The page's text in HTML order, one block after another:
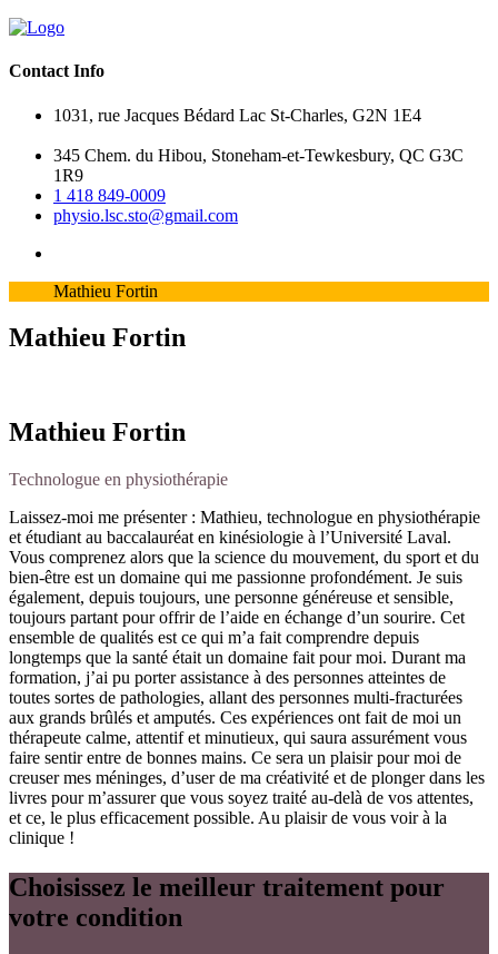
Contact Info
1031, rue Jacques Bédard Lac St-Charles, G2N 1E4
345 Chem. du Hibou, Stoneham-et-Tewkesbury, QC G3C
1R9
1 418 849-0009
physio.lsc.sto@gmail.com
Mathieu Fortin
Mathieu Fortin
Mathieu Fortin
Technologue en physiothérapie
Laissez-moi me présenter : Mathieu, technologue en physiothérapie
et étudiant au baccalauréat en kinésiologie à l’Université Laval.
Vous comprenez alors que la science du mouvement, du sport et du
bien-être est un domaine qui me passionne profondément. Je suis
également, depuis toujours, une personne généreuse et sensible,
toujours partant pour offrir de l’aide en échange d’un sourire. Cet
ensemble de qualités est ce qui m’a fait comprendre depuis
longtemps que la santé était un domaine fait pour moi. Durant ma
formation, j’ai pu porter assistance à des personnes atteintes de
toutes sortes de pathologies, allant des personnes multi-fracturées
aux grands brûlés et amputés. Ces expériences ont fait de moi un
thérapeute calme, attentif et minutieux, qui saura assurément vous
faire sentir entre de bonnes mains. Ce sera un plaisir pour moi de
creuser mes méninges, d’user de ma créativité et de plonger dans les
livres pour m’assurer que vous soyez traité au-delà de vos attentes,
et ce, le plus efficacement possible. Au plaisir de vous voir à la
clinique !
Choisissez le meilleur traitement pour
votre condition